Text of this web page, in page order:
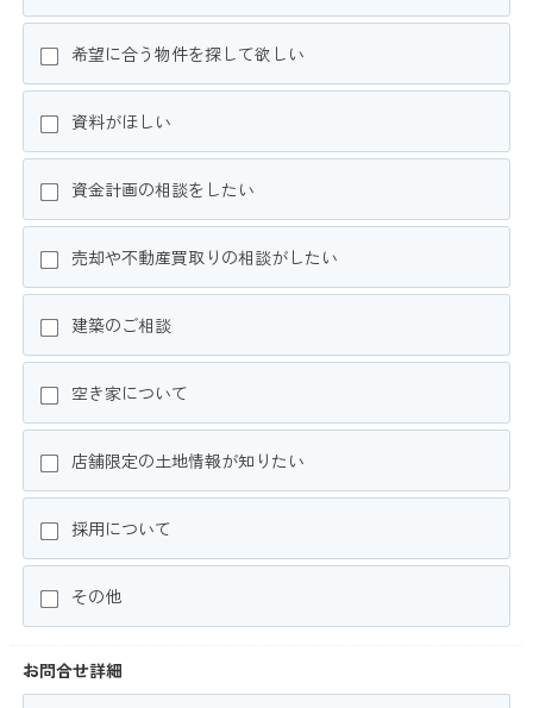
希望に合う物件を探して欲しい
資料がほしい
資金計画の相談をしたい
売却や不動産買取りの相談がしたい
建築のご相談
空き家について
店舗限定の土地情報が知りたい
採用について
その他
お問合せ詳細